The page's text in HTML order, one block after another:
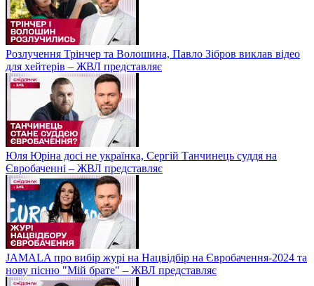
Розлучення Трінчер та Волошина, Павло Зібров виклав відео
для хейтерів – ЖВЛ представляє
Юля Юріна досі не українка, Сергій Танчинець суддя на
Євробаченні – ЖВЛ представляє
JAMALA про вибір журі на Нацвідбір на Євробачення-2024 та
нову пісню "Мій брате" – ЖВЛ представляє